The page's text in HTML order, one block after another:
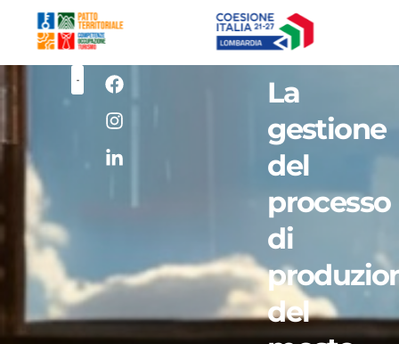
La
gestione
del
processo
di
del